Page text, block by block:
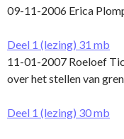
09-11-2006 Erica
Deel 1 (lezing) 31 mb
11-01-2007 Roeloef
over het stellen van
Deel 1 (lezing) 30 mb